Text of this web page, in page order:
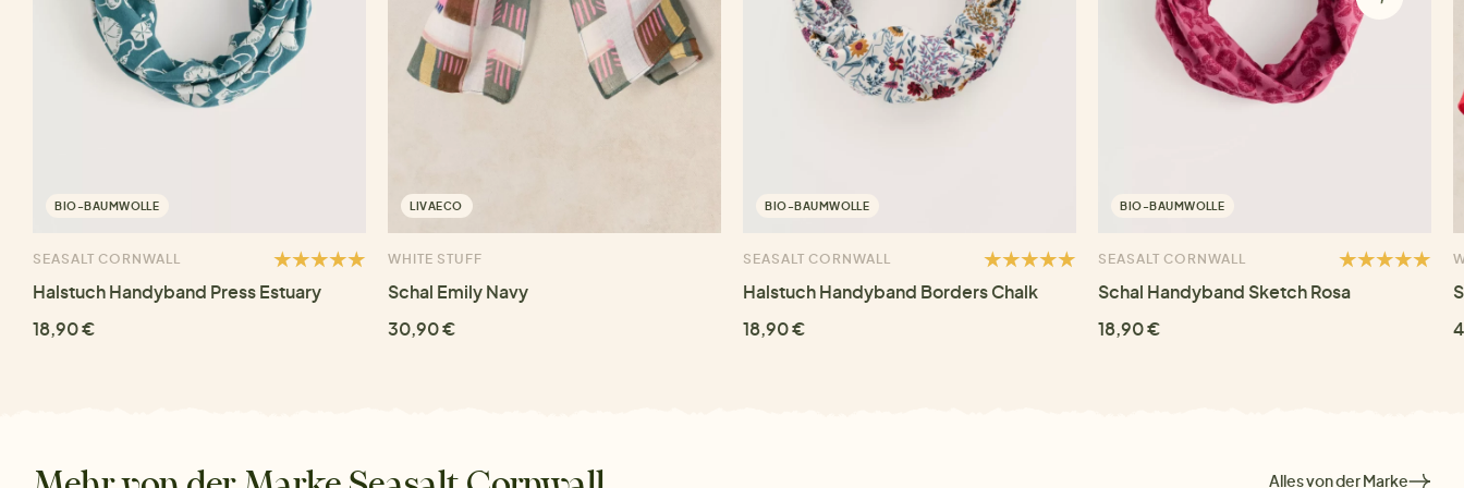
BIO-BAUMWOLLE
SEASALT CORNWALL
Halstuch Handyband Press Estuary
18,90 €
LIVAECO
WHITE STUFF
Schal Emily Navy
30,90 €
BIO-BAUMWOLLE
SEASALT CORNWALL
Halstuch Handyband Borders Chalk
18,90 €
BIO-BAUMWOLLE
SEASALT CORNWALL
Schal Handyband Sketch Rosa
18,90 €
Alles von der Marke